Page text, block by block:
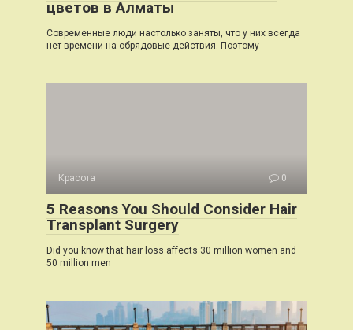
цветов в Алматы
Современные люди настолько заняты, что у них всегда
нет времени на обрядовые действия. Поэтому
Красота 0
5 Reasons You Should Consider Hair
Transplant Surgery
Did you know that hair loss affects 30 million women and
50 million men